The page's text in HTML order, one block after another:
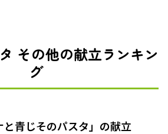
その他の献立ランキン
グ
と青じそのパスタ」の献立